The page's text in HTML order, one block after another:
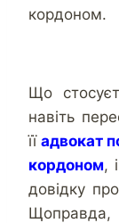
кордоном.
Що
навіть
їїадвокат
кордоном,
довідку
Щоправда,